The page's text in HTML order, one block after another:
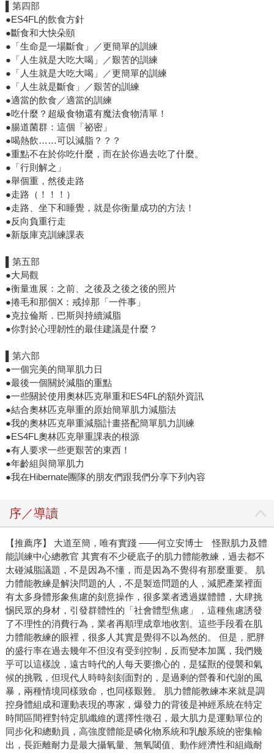
▌第四部
●ES4FL的飲食方針
●斷食和大快朵頤
●「生命是一場斷食」／更簡單的訓練
●「人生就是大吃大喝」／艱苦的訓練
●「人生就是大吃大喝」／更簡單的訓練
●「人生就是斷食」／艱苦的訓練
●適當的飲食／適當的訓練
●吃什麼？超級食物還有魔法食物清單！
●腸道菌群：這個「祕密」
●喝熱飲……可以減脂？？？
●重點不在於你吃什麼，而在於你過去吃了什麼。
●「行則解之」
●舉個重，然後走路
●走路（！！！）
●走路、坐下和睡覺，就是你衡量成功的方法！
●反向負重行走
●新版庫克訓練課表
▌第五部
●大局觀
●衡量進展：之前、之後及之後之後的照片
●捲毛和那個X：戒掉那「一件事」
●克拉倫斯．巴斯與持續減脂
●你對於心理韌性的最佳建議是什麼？
▌第六部
●一個完美的簡單肌力日
●最後一個關於減脂的重點
●一些關於使用奧林匹克舉重和ES4FL的額外資訊
●結合奧林匹克舉重的原始簡單肌力減脂法
●我的奧林匹克舉重減脂計畫搭配簡單肌力訓練
●ES4FL奧林匹克舉重課表的根源
●有人要求一些更艱苦的東西！
●年齡組與簡單肌力
●我在Hibernate團隊的朋友們跟我們分享下列內容
序／導讀
【推薦序】 大道至簡，唯有實踐 ——何立安博士 怪獸肌力及體
能訓練中心總教官 其實有不少硬底子的肌力體能教練，過去都不
太碰減脂議題，不是因為不懂，而是因為不覺得有那麼重要。 肌
力體能教練是解決問題的人，不是製造問題的人，減肥產業裡面
有太多身體形象焦慮的刻意操作，很多業者透過媒體體，大肆挑
惕民眾的身材，引發群體性的「社會體型焦慮」，這種焦慮誘發
了不理性的消費行為，業者再順理成章地收割。這些手段看在肌
力體能教練的眼裡，很多人其實是覺得不以為然的。 但是，肥胖
的盛行率在過去幾年不但沒有受到控制，反而變本加厲，我們幾
乎可以這樣說，遠古時代的人每天要擔心的，是猛獸的侵襲和氣
候的挑戰，但現代人時時刻刻面對的，是過剩的營養和代謝的風
暴，兩種情境同樣致命，也同樣艱難。 肌力體能教練本來就是調
控身體組成和運動表現的專家，爆發力的背後是神經系統在特定
時間區間裡對特定肌纖維的選擇性徵召，最大肌力是運動單位的
同步化和總動員，高強度體能是磷化物系統和乳酸系統的密集輸
出，長距離耐力是最大攝氧量、無氧閾值、動作經濟性和組織耐